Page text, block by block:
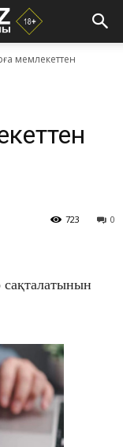
мемлекеттен
0
723